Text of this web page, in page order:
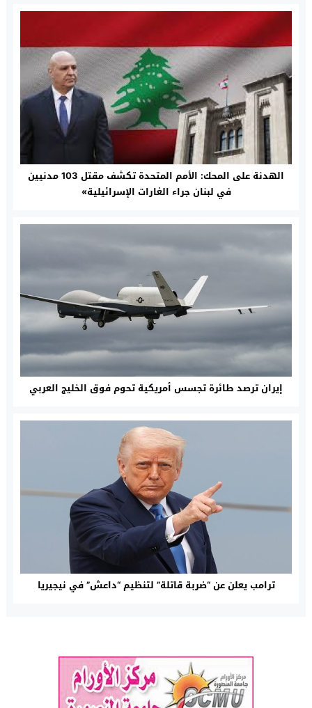
الهدنة على المحك: الأمم المتحدة تكشف مقتل 103 مدنيين
في لبنان جراء الغارات الإسرائيلية»
إيران ترصد طائرة تجسس أمريكية تحوم فوق الخليج العربي
ترامب يعلن عن “ضربة قاتلة” لتنظيم “داعش” في نيجيريا